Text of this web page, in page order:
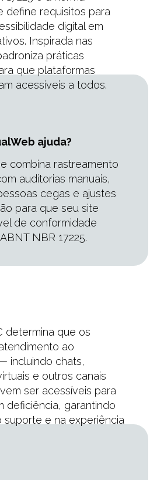
define requisitos para
digital em
Inspirada nas
práticas
que plataformas
acessíveis a todos.
ajuda?
combina rastreamento
auditorias manuais,
cegas e ajustes
para que seu site
de conformidade
NBR 17225.
determina que os
ao
incluindo chats,
e outros canais
ser acessíveis para
deficiência, garantindo
suporte e na experiência